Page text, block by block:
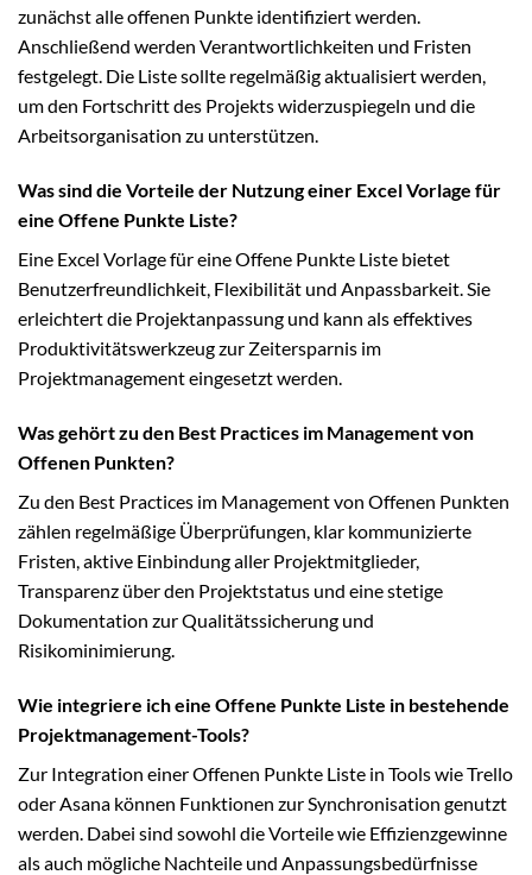
zunächst alle offenen Punkte identifiziert werden.
Anschließend werden Verantwortlichkeiten und Fristen
festgelegt. Die Liste sollte regelmäßig aktualisiert werden,
um den Fortschritt des Projekts widerzuspiegeln und die
Arbeitsorganisation zu unterstützen.
Was sind die Vorteile der Nutzung einer Excel Vorlage für
eine Offene Punkte Liste?
Eine Excel Vorlage für eine Offene Punkte Liste bietet
Benutzerfreundlichkeit, Flexibilität und Anpassbarkeit. Sie
erleichtert die Projektanpassung und kann als effektives
Produktivitätswerkzeug zur Zeitersparnis im
Projektmanagement eingesetzt werden.
Was gehört zu den Best Practices im Management von
Offenen Punkten?
Zu den Best Practices im Management von Offenen Punkten
zählen regelmäßige Überprüfungen, klar kommunizierte
Fristen, aktive Einbindung aller Projektmitglieder,
Transparenz über den Projektstatus und eine stetige
Dokumentation zur Qualitätssicherung und
Risikominimierung.
Wie integriere ich eine Offene Punkte Liste in bestehende
Projektmanagement-Tools?
Zur Integration einer Offenen Punkte Liste in Tools wie Trello
oder Asana können Funktionen zur Synchronisation genutzt
werden. Dabei sind sowohl die Vorteile wie Effizienzgewinne
als auch mögliche Nachteile und Anpassungsbedürfnisse